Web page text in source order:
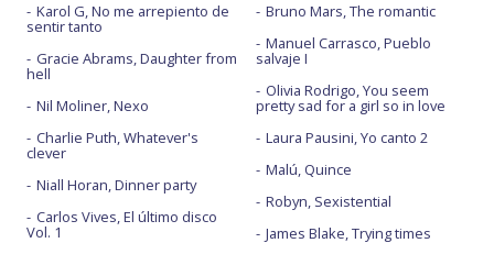
Karol G, No me arrepiento de
sentir tanto
Gracie Abrams, Daughter from
hell
Nil Moliner, Nexo
Charlie Puth, Whatever's
clever
Niall Horan, Dinner party
Carlos Vives, El último disco
Vol. 1
Bruno Mars, The romantic
Manuel Carrasco, Pueblo
salvaje I
Olivia Rodrigo, You seem
pretty sad for a girl so in love
Laura Pausini, Yo canto 2
Malú, Quince
Robyn, Sexistential
James Blake, Trying times